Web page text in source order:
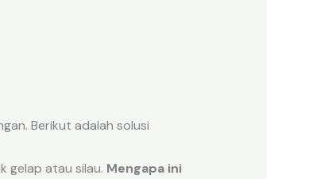
Berikut adalah solusi
gelap atau silau. Mengapa ini